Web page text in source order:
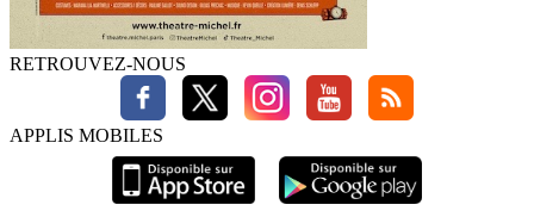
RETROUVEZ-NOUS
APPLIS MOBILES